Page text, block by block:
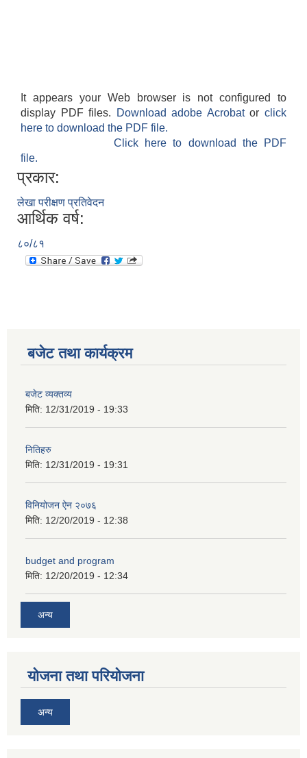
It appears your Web browser is not configured to
display PDF files.
Download adobe Acrobatorclick
here to download the PDF file.
Click here to download the PDF
file.
प्रकार:
लेखा परीक्षण प्रतिवेदन
आर्थिक वर्ष:
८०/८१
बजेट तथा कार्यक्रम
बजेट व्यक्तव्य
मिति: 12/31/2019 - 19:33
नितिहरु
मिति: 12/31/2019 - 19:31
विनियोजन ऐन २०७६
मिति: 12/20/2019 - 12:38
budget and program
मिति: 12/20/2019 - 12:34
अन्य
योजना तथा परियोजना
अन्य